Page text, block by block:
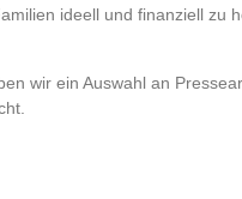
ideell und finanziell zu
wir ein Auswahl an